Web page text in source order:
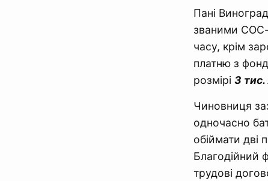
Пані
званими СОС-
часу, крім
платню з
розмірі 3 тис.
Чиновниця
одночасно
обіймати дві
Благодійний
трудові